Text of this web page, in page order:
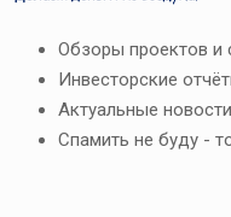
Обзоры проектов и
Инвесторские
Актуальные
Спамить не буду -